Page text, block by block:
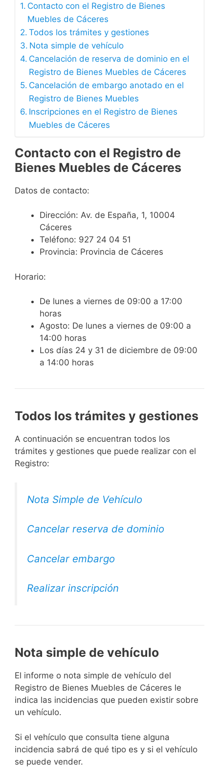
Contacto con el Registro de Bienes
Muebles de Cáceres
Todos los trámites y gestiones
Nota simple de vehículo
Cancelación de reserva de dominio en el
Registro de Bienes Muebles de Cáceres
Cancelación de embargo anotado en el
Registro de Bienes Muebles
Inscripciones en el Registro de Bienes
Muebles de Cáceres
Contacto con el Registro de
Bienes Muebles de Cáceres
Datos de contacto:
Dirección: Av. de España, 1, 10004
Cáceres
Teléfono: 927 24 04 51
Provincia: Provincia de Cáceres
Horario:
De lunes a viernes de 09:00 a 17:00
horas
Agosto: De lunes a viernes de 09:00 a
14:00 horas
Los días 24 y 31 de diciembre de 09:00
a 14:00 horas
Todos los trámites y gestiones
A continuación se encuentran todos los
trámites y gestiones que puede realizar con el
Registro:
Nota Simple de Vehículo
Cancelar reserva de dominio
Cancelar embargo
Realizar inscripción
Nota simple de vehículo
El informe o nota simple de vehículo del
Registro de Bienes Muebles de Cáceres le
indica las incidencias que pueden existir sobre
un vehículo.
Si el vehículo que consulta tiene alguna
incidencia sabrá de qué tipo es y si el vehículo
se puede vender.